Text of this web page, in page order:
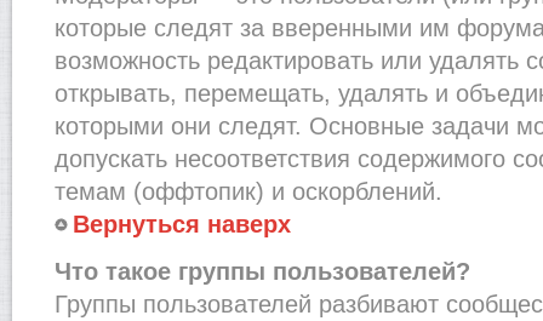
которые следят за вверенными им
возможность редактировать или удалять
открывать, перемещать, удалять и
которыми они следят. Основные задачи
допускать несоответствия содержимого
темам (оффтопик) и оскорблений.
Вернуться наверх
Что такое группы пользователей?
Группы пользователей разбивают